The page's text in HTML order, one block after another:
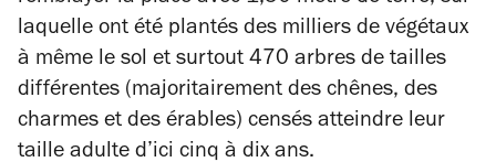
laquelle ont été plantés des milliers de végétaux
à même le sol et surtout 470 arbres de tailles
différentes (majoritairement des chênes, des
charmes et des érables) censés atteindre leur
taille adulte d’ici cinq à dix ans.